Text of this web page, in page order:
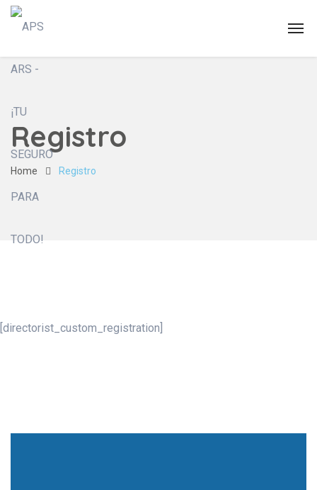
Registro
Home Registro
[directorist_custom_registration]